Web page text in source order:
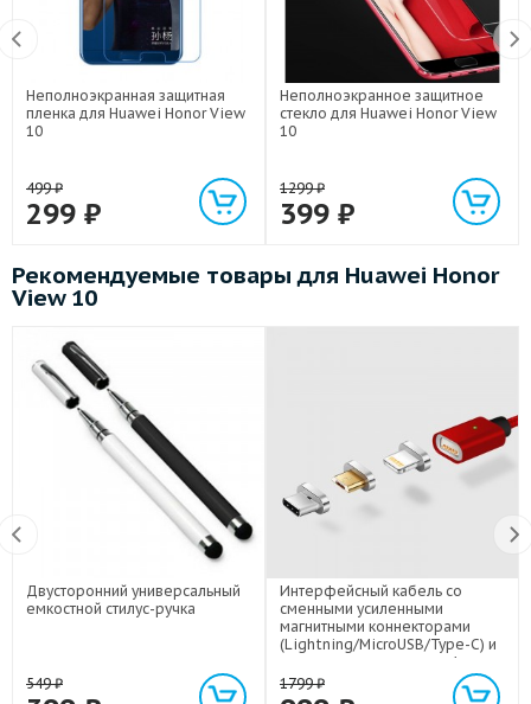
Неполноэкранная защитная
пленка для Huawei Honor View
10
499₽
299 ₽
Неполноэкранное защитное
стекло для Huawei Honor View
10
1299₽
399 ₽
Рекомендуемые товары для Huawei Honor
View 10
Двусторонний универсальный
емкостной стилус-ручка
549₽
Интерфейсный кабель со
сменными усиленными
магнитными коннекторами
(Lightning/MicroUSB/Type-C) и
световым индикатором 1м
1799₽